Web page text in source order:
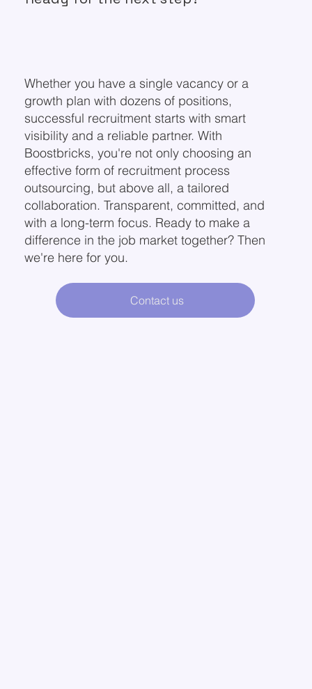
Whether you have a single vacancy or a
growth plan with dozens of positions,
successful recruitment starts with smart
visibility and a reliable partner. With
Boostbricks, you're not only choosing an
effective form of recruitment process
outsourcing, but above all, a tailored
collaboration. Transparent, committed, and
with a long-term focus. Ready to make a
difference in the job market together? Then
we're here for you.
Contact us